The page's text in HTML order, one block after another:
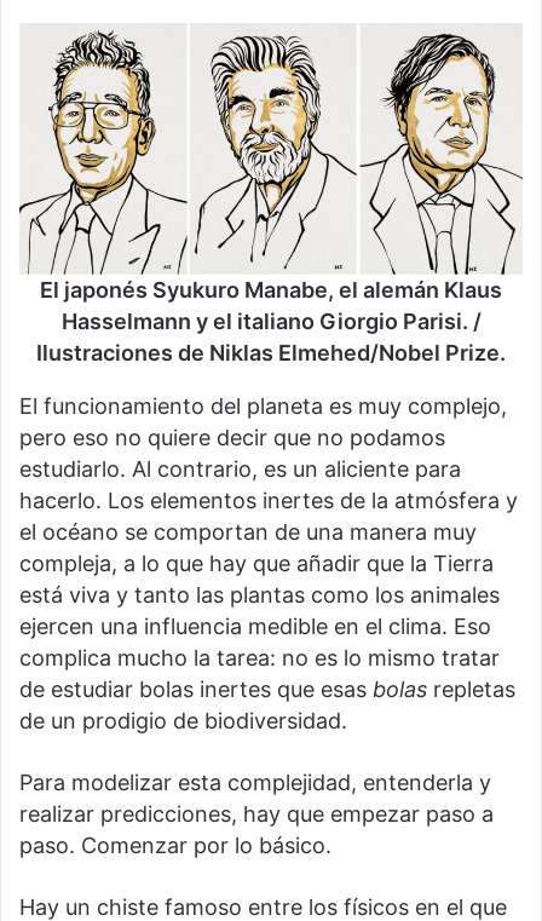
El japonés Syukuro Manabe, el alemán Klaus
Hasselmann y el italiano Giorgio Parisi. /
Ilustraciones de Niklas Elmehed/Nobel Prize.
El funcionamiento del planeta es muy complejo,
pero eso no quiere decir que no podamos
estudiarlo. Al contrario, es un aliciente para
hacerlo. Los elementos inertes de la atmósfera y
el océano se comportan de una manera muy
compleja, a lo que hay que añadir que la Tierra
está viva y tanto las plantas como los animales
ejercen una influencia medible en el clima. Eso
complica mucho la tarea: no es lo mismo tratar
de estudiar bolas inertes que esas bolas repletas
de un prodigio de biodiversidad.
Para modelizar esta complejidad, entenderla y
realizar predicciones, hay que empezar paso a
paso. Comenzar por lo básico.
Hay un chiste famoso entre los físicos en el que